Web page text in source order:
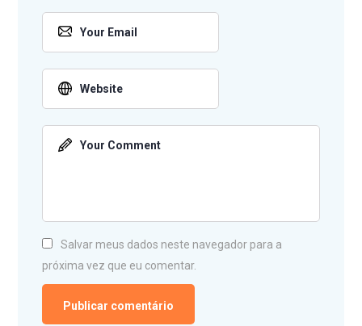
Salvar meus dados neste navegador para a
próxima vez que eu comentar.